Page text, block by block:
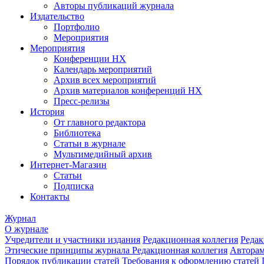
Авторы публикаций журнала
Издательство
Портфолио
Мероприятия
Мероприятия
Конференции НХ
Календарь мероприятий
Архив всех мероприятий
Архив материалов конференций НХ
Пресс-релизы
История
От главного редактора
Библиотека
Статьи в журнале
Мультимедийный архив
Интернет-Магазин
Статьи
Подписка
Контакты
Журнал
О журнале
Учредители и участники издания Редакционная коллегия
Этические принципы журнала Редакционная коллегия
Порядок публикации статей Требования к оформлению статей